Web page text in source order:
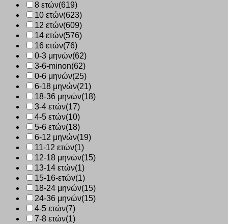
8 ετών(619)
10 ετών(623)
12 ετών(609)
14 ετών(576)
16 ετών(76)
0-3 μηνών(62)
3-6-minon(62)
0-6 μηνών(25)
6-18 μηνών(21)
18-36 μηνών(18)
3-4 ετών(17)
4-5 ετών(10)
5-6 ετών(18)
6-12 μηνών(19)
11-12 ετών(1)
12-18 μηνών(15)
13-14 ετών(1)
15-16-ετών(1)
18-24 μηνών(15)
24-36 μηνών(15)
4-5 ετών(7)
7-8 ετών(1)